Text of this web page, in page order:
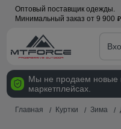
Оптовый поставщик одежды.
Минимальный заказ от 9 900 p
Мы не продаем новые
маркетплейсах.
Главная Куртки Зима